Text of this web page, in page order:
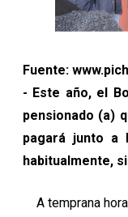
Fuente:
- Este año, el
pensionado (a)
pagará junto a
habitualmente,
A temprana